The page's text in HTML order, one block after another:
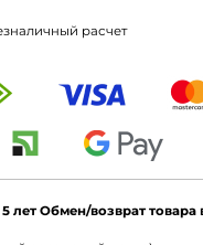
расчет
лет Обмен/возврат товара